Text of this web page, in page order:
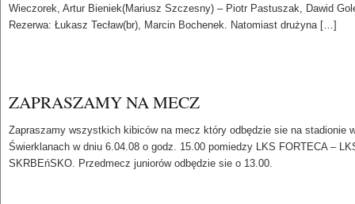
Wieczorek, Artur Bieniek(Mariusz Szczesny) – Piotr Pastuszak, Dawid
Rezerwa: Łukasz Tecław(br), Marcin Bochenek. Natomiast drużyna […]
ZAPRASZAMY NA MECZ
Zapraszamy wszystkich kibiców na mecz który odbędzie sie na stadionie
Świerklanach w dniu 6.04.08 o godz. 15.00 pomiedzy LKS FORTECA –
SKRBEńSKO. Przedmecz juniorów odbędzie sie o 13.00.